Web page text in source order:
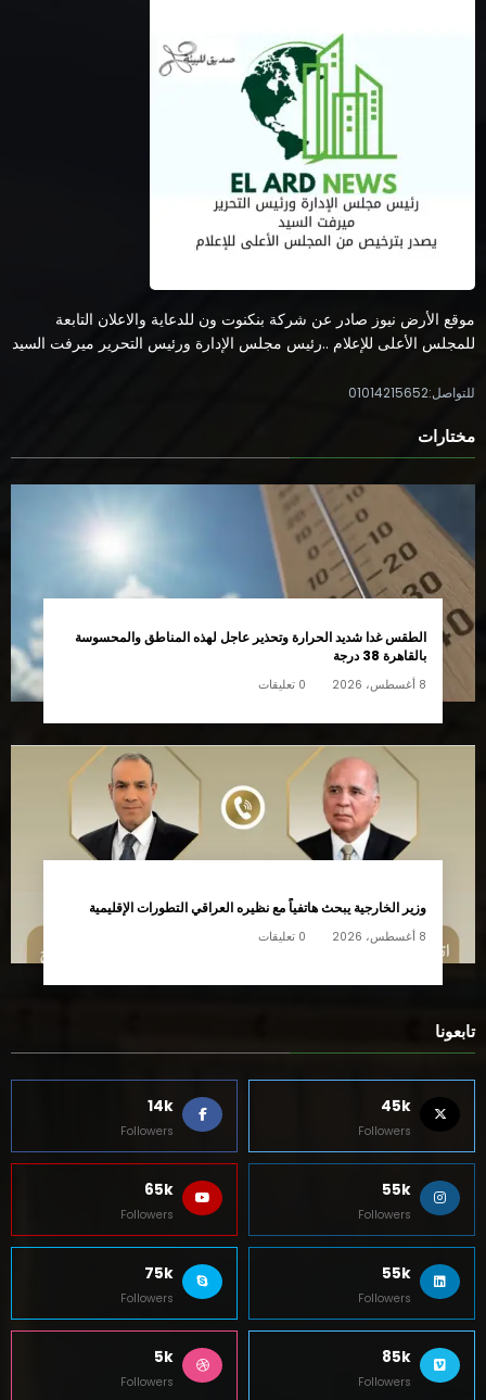
موقع الأرض نيوز صادر عن شركة بنكنوت ون للدعاية والاعلان التابعة
للمجلس الأعلى للإعلام ..رئيس مجلس الإدارة ورئيس التحرير ميرفت السيد
للتواصل:01014215652
مختارات
الطقس غدا شديد الحرارة وتحذير عاجل لهذه المناطق والمحسوسة
بالقاهرة 38 درجة
8 أغسطس، 2026 0 تعليقات
وزير الخارجية يبحث هاتفياً مع نظيره العراقي التطورات الإقليمية
8 أغسطس، 2026 0 تعليقات
تابعونا
45k
Followers
14k
Followers
55k
Followers
65k
Followers
55k
Followers
75k
Followers
85k
Followers
5k
Followers